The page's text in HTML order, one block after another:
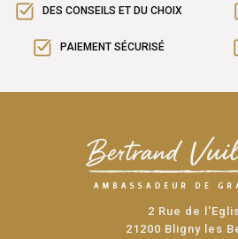
DES CONSEILS ET DU CHOIX
PAIEMENT SÉCURISÉ
2 Rue de
21200 Bligny les